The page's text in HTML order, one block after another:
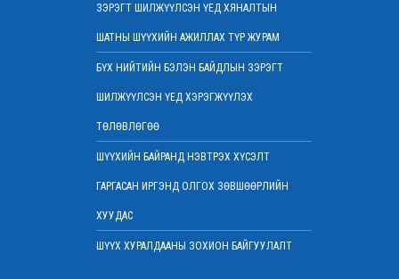
иудын нэхэмжлэлтэй хэргийг хянан
Дээд шүүхийн нийт шүүгчийн хуралдаан
боллоо
Дээд шүүхийн нийт шүүгчийн хуралдаан
болно
шинжилгээний өгүүлэл хүлээн авч байна
2022 оны 02 сарын 17
ЗЭРЭГТ ШИЛЖҮҮЛСЭН ҮЕД ХЯНАЛТЫН
ШАТНЫ ШҮҮХИЙН АЖИЛЛАХ ТҮР ЖУРАМ
БҮХ НИЙТИЙН БЭЛЭН БАЙДЛЫН ЗЭРЭГТ
ШИЛЖҮҮЛСЭН ҮЕД ХЭРЭГЖҮҮЛЭХ
ТӨЛӨВЛӨГӨӨ
ШҮҮХИЙН БАЙРАНД НЭВТРЭХ ХҮСЭЛТ
ГАРГАСАН ИРГЭНД ОЛГОХ ЗӨВШӨӨРЛИЙН
ХУУДАС
ШҮҮХ ХУРАЛДААНЫ ЗОХИОН БАЙГУУЛАЛТ